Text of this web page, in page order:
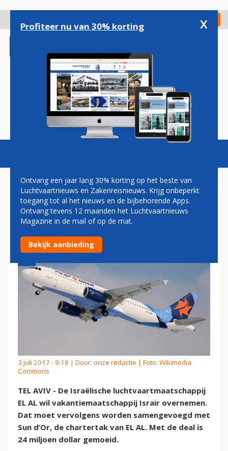
gaan
Check in
Magazine Podcasts Vacatures
EL AL WIL VAKANTIEVLIEGER
ISRAIR OVERNEMEN
3 juli 2017 - 9:18 | Door: onze redactie | Foto: Wikimedia
Commons
TEL AVIV - De Israëlische luchtvaartmaatschappij
EL AL wil vakantiemaatschappij Israir overnemen.
Dat moet vervolgens worden samengevoegd met
Sun d’Or, de chartertak van EL AL. Met de deal is
24 miljoen dollar gemoeid.
Profiteer nu van 30% korting x
Ontvang een jaar lang 30% korting op het beste van
Luchtvaartnieuws en Zakenreisnieuws. Krijg onbeperkt
toegang tot al het nieuws en de bijbehorende Apps.
Ontvang tevens 12 maanden het Luchtvaartnieuws
Magazine in de mail of op de mat.
Bekijk aanbieding